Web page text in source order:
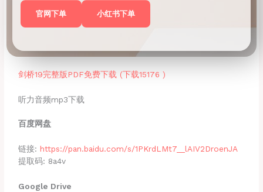
官网下单 小红书下单
剑桥19完整版PDF免费下载 (下载15176 )
听力音频mp3下载
百度网盘
链接: https://pan.baidu.com/s/1PKrdLMt7__lAIV2DroenJA
提取码: 8a4v
Google Drive